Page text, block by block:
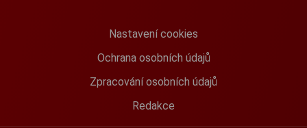
Nastavení cookies
Ochrana osobních údajů
Zpracování osobních údajů
Redakce